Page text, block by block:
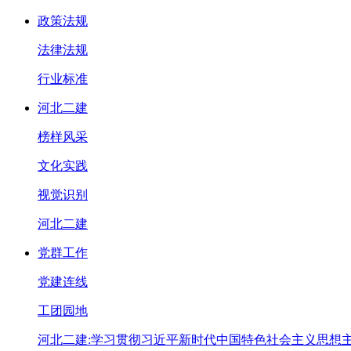
政策法规
法律法规
行业标准
河北二建
榜样风采
文化实践
视觉识别
河北二建
党群工作
党建连线
工团园地
河北二建:学习贯彻习近平新时代中国特色社会主义思想